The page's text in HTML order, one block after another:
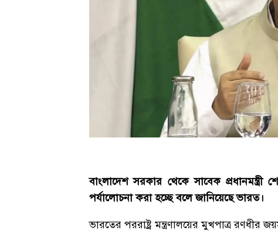
বাংলাদেশ সরকার থেকে সাবেক
পর্যালোচনা করা হচ্ছে বলে জানিয়েছে ভারত।
ভারতের পররাষ্ট্র মন্ত্রণালয়ের মুখপাত্র রণধীর